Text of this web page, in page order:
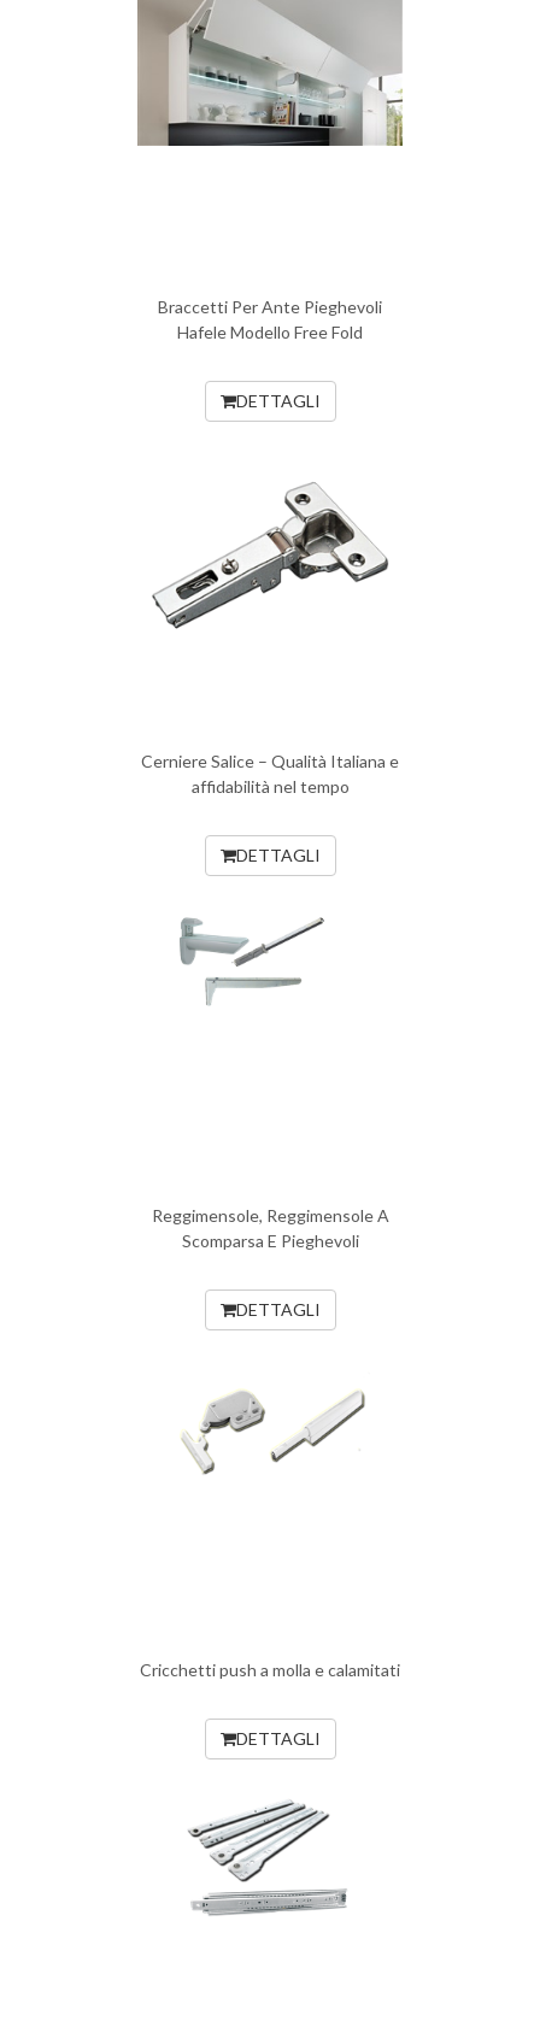
Braccetti Per Ante Pieghevoli
Hafele Modello Free Fold
DETTAGLI
Cerniere Salice – Qualità Italiana e
affidabilità nel tempo
DETTAGLI
Reggimensole, Reggimensole A
Scomparsa E Pieghevoli
DETTAGLI
Cricchetti push a molla e calamitati
DETTAGLI